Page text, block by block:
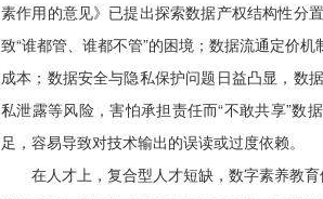
素作用的意见》已提出探索数据产权结构性分
致“谁都管、谁都不管”的困境；数据流通定价
成本；数据安全与隐私保护问题日益凸显，数
私泄露等风险，害怕承担责任而“不敢共享”数
足，容易导致对技术输出的误读或过度依赖。
在人才上，复合型人才短缺，数字素养教